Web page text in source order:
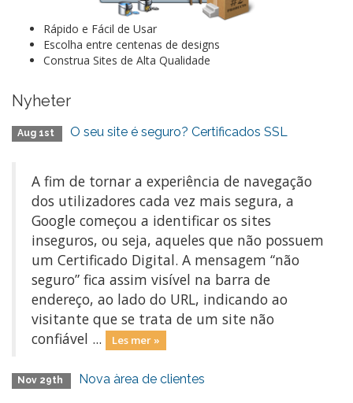
Rápido e Fácil de Usar
Escolha entre centenas de designs
Construa Sites de Alta Qualidade
Nyheter
Aug 1st O seu site é seguro? Certificados SSL
A fim de tornar a experiência de navegação
dos utilizadores cada vez mais segura, a
Google começou a identificar os sites
inseguros, ou seja, aqueles que não possuem
um Certificado Digital. A mensagem “não
seguro” fica assim visível na barra de
endereço, ao lado do URL, indicando ao
visitante que se trata de um site não
confiável ...
Les mer »
Nov 29th Nova àrea de clientes